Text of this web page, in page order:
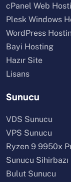
cPanel Web
Plesk Windows
WordPress
Bayi Hosting
Hazır Site
Lisans
Sunucu
VDS Sunucu
VPS Sunucu
Ryzen 9 9950x
Sunucu Sihirbazı
Bulut Sunucu